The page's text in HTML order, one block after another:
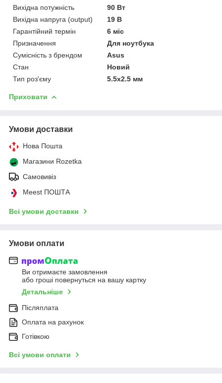
Вихідна потужність
90 Вт
Вихідна напруга (output)
19 В
Гарантійний термін
6 міс
Призначення
Для ноутбука
Сумісність з брендом
Asus
Стан
Новий
Тип роз'єму
5.5x2.5 мм
Приховати
Умови доставки
Нова Пошта
Магазини Rozetka
Самовивіз
Meest ПОШТА
Всі умови доставки
Умови оплати
Ви отримаєте замовлення
або гроші повернуться на вашу картку
Детальніше
Післяплата
Оплата на рахунок
Готівкою
Всі умови оплати